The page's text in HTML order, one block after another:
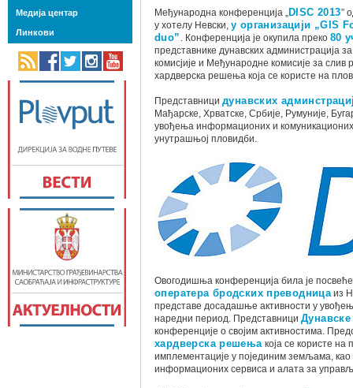
Међународна конференција „DISC 2013”
у хотелу Невски,у организацији „GIS
duo” . Конференција је окупила преко 80
представнике дунавских администрација
комисјије и Међународне комисије за слив
хардверска решења која се користе на
Представницидунавских
Мађарске, Хрватске, Србије, Румуније,
увођења информационих и
унутрашњој пловидби.
Овогодишња конференција била је
оператера бродских преводницаиз
представе досадашње активности у
наредни период. Представници
конференције о својим активностима.
хардверска решењакоја се користе на
имплементације у појединим земљама,
информационих сервиса и алата за
Медија центар
Линкови